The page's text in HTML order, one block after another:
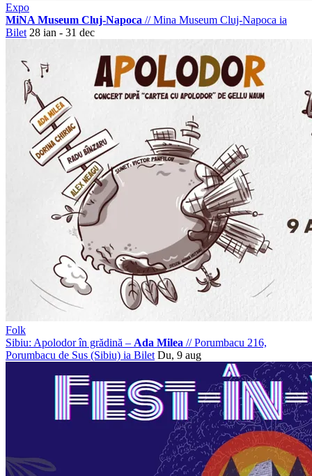
Expo
MiNA Museum Cluj-Napoca //Mina Museum Cluj-Napoca ia
Bilet 28 ian - 31 dec
Folk
Sibiu: Apolodor în grădină – Ada Milea //Porumbacu 216,
Porumbacu de Sus (Sibiu) ia Bilet Du, 9 aug